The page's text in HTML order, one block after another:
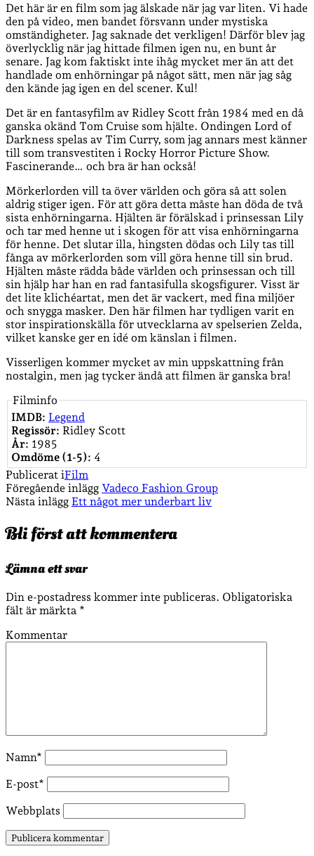
Det här är en film som jag älskade när jag var liten. Vi hade
den på video, men bandet försvann under mystiska
omständigheter. Jag saknade det verkligen! Därför blev jag
överlycklig när jag hittade filmen igen nu, en bunt år
senare. Jag kom faktiskt inte ihåg mycket mer än att det
handlade om enhörningar på något sätt, men när jag såg
den kände jag igen en del scener. Kul!
Det är en fantasyfilm av Ridley Scott från 1984 med en då
ganska okänd Tom Cruise som hjälte. Ondingen Lord of
Darkness spelas av Tim Curry, som jag annars mest känner
till som transvestiten i Rocky Horror Picture Show.
Fascinerande… och bra är han också!
Mörkerlorden vill ta över världen och göra så att solen
aldrig stiger igen. För att göra detta måste han döda de två
sista enhörningarna. Hjälten är förälskad i prinsessan Lily
och tar med henne ut i skogen för att visa enhörningarna
för henne. Det slutar illa, hingsten dödas och Lily tas till
fånga av mörkerlorden som vill göra henne till sin brud.
Hjälten måste rädda både världen och prinsessan och till
sin hjälp har han en rad fantasifulla skogsfigurer. Visst är
det lite klichéartat, men det är vackert, med fina miljöer
och snygga masker. Den här filmen har tydligen varit en
stor inspirationskälla för utvecklarna av spelserien Zelda,
vilket kanske ger en idé om känslan i filmen.
Visserligen kommer mycket av min uppskattning från
nostalgin, men jag tycker ändå att filmen är ganska bra!
Filminfo
IMDB: Legend
Regissör: Ridley Scott
År: 1985
Omdöme (1-5): 4
Publicerat iFilm
Föregående inlägg Vadeco Fashion Group
Nästa inlägg Ett något mer underbart liv
Bli först att kommentera
Lämna ett svar
Din e-postadress kommer inte publiceras. Obligatoriska
fält är märkta *
Kommentar
Namn*
E-post*
Webbplats